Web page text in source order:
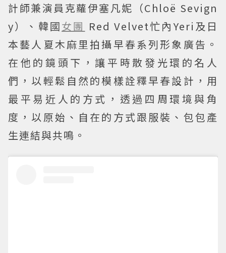
計師兼演員克蘿伊塞凡妮（Chloë Sevign
y）、韓國女團 Red Velvet忙內Yeri及日
本藝人夏木麻里拍攝早春系列形象廣告。
在他的鏡頭下，讓平時散發光環的名人
們，以輕鬆自然的模樣詮釋早春設計，用
最平易近人的方式，透過四周環境與角
度，以原始、自在的方式跟服裝、包包產
生連結與共鳴。